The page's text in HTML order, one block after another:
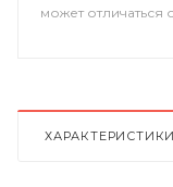
может отличаться
ХАРАКТЕРИСТИКИ